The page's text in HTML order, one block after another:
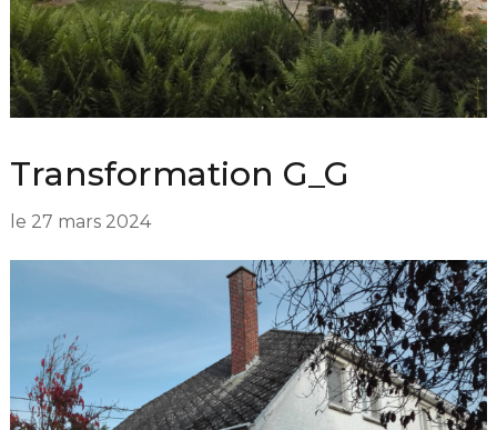
Transformation G_G
le 27 mars 2024